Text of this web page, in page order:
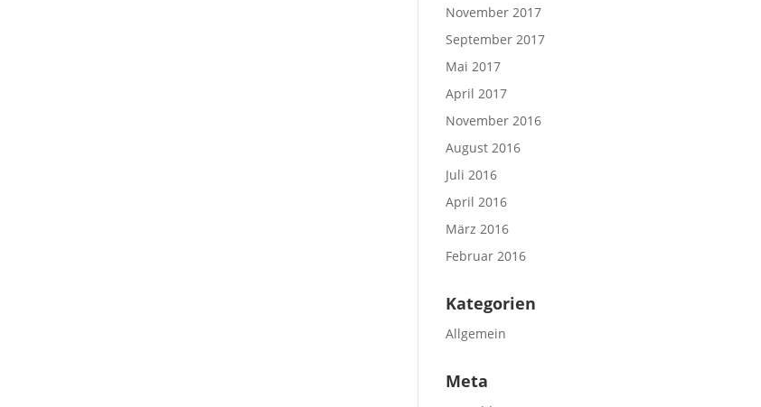
November 2017
September 2017
Mai 2017
April 2017
November 2016
August 2016
Juli 2016
April 2016
März 2016
Februar 2016
Kategorien
Allgemein
Meta